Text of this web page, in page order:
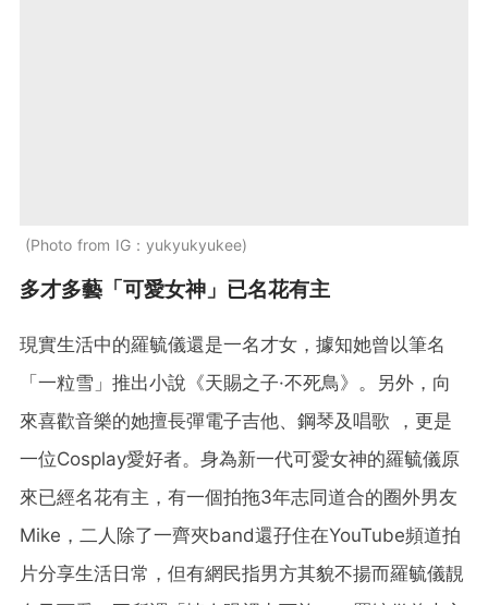
Photo from IG：yukyukyukee
多才多藝「可愛女神」已名花有主
現實生活中的羅毓儀還是一名才女，據知她曾以筆名
「一粒雪」推出小說《天賜之子·不死鳥》。另外，向
來喜歡音樂的她擅長彈電子吉他、鋼琴及唱歌 ，更是
一位Cosplay愛好者。身為新一代可愛女神的羅毓儀原
來已經名花有主，有一個拍拖3年志同道合的圈外男友
Mike，二人除了一齊夾band還孖住在YouTube頻道拍
片分享生活日常，但有網民指男方其貌不揚而羅毓儀靚